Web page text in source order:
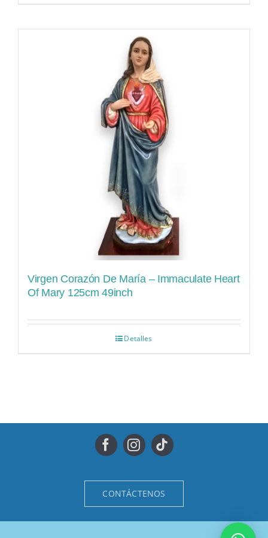
Virgen Corazón De María – Immaculate Heart
Of Mary 125cm 49inch
Detalles
CONTÁCTENOS